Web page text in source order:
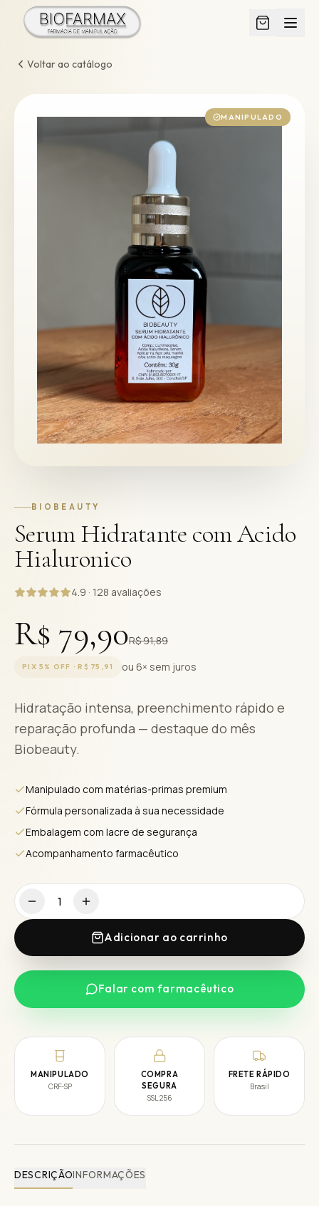
Voltar ao catálogo
MANIPULADO
BIOBEAUTY
Serum Hidratante com Acido
Hialuronico
4.9 · 128 avaliações
R$ 79,90R$ 91,89
PIX 5% OFF ·R$ 75,91 ou 6× sem juros
Hidratação intensa, preenchimento rápido e
reparação profunda — destaque do mês
Biobeauty.
Manipulado com matérias-primas premium
Fórmula personalizada à sua necessidade
Embalagem com lacre de segurança
Acompanhamento farmacêutico
1
Adicionar ao carrinho
Falar com farmacêutico
MANIPULADO
CRF-SP
COMPRA
SEGURA
SSL 256
FRETE RÁPIDO
Brasil
DESCRIÇÃOINFORMAÇÕES